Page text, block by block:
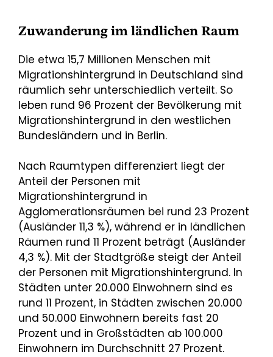
Zuwanderung im ländlichen Raum
Die etwa 15,7 Millionen Menschen mit
Migrationshintergrund in Deutschland sind
räumlich sehr unterschiedlich verteilt. So
leben rund 96 Prozent der Bevölkerung mit
Migrationshintergrund in den westlichen
Bundesländern und in Berlin.
Nach Raumtypen differenziert liegt der
Anteil der Personen mit
Migrationshintergrund in
Agglomerationsräumen bei rund 23 Prozent
(Ausländer 11,3 %), während er in ländlichen
Räumen rund 11 Prozent beträgt (Ausländer
4,3 %). Mit der Stadtgröße steigt der Anteil
der Personen mit Migrationshintergrund. In
Städten unter 20.000 Einwohnern sind es
rund 11 Prozent, in Städten zwischen 20.000
und 50.000 Einwohnern bereits fast 20
Prozent und in Großstädten ab 100.000
Einwohnern im Durchschnitt 27 Prozent.